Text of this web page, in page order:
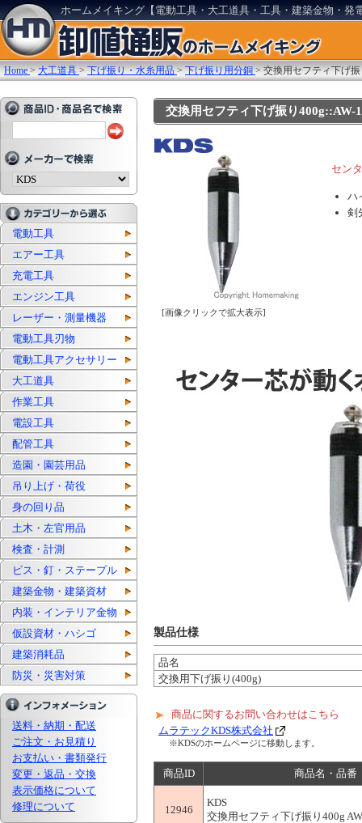
ホームメイキング【電動工具・大工道具・工具・建築金物・発
Home >大工道具 >下げ振り・水糸用品 >下げ振り用分銅 >交換用セフティ下げ振
電動工具
エアー工具
充電工具
エンジン工具
レーザー・測量機器
電動工具刃物
電動工具アクセサリー
大工道具
作業工具
電設工具
配管工具
造園・園芸用品
吊り上げ・荷役
身の回り品
土木・左官用品
検査・計測
ビス・釘・ステープル
建築金物・建築資材
内装・インテリア金物
仮設資材・ハシゴ
建築消耗品
防災・災害対策
送料・納期・配送
ご注文・お見積り
お支払い・書類発行
変更・返品・交換
表示価格について
修理について
交換用セフティ下げ振り400g::AW-
[画像クリックで拡大表示]
セン
ハ
剣
製品仕様
品名
交換用下げ振り(400g)
商品に関するお問い合わせはこちら
ムラテックKDS株式会社
※KDSのホームページに移動します。
商品ID 商品名・品番
12946
KDS
交換用セフティ下げ振り400g